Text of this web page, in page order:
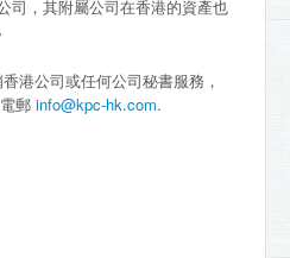
司，其附屬公司在香港的資產也
港公司或任何公司秘書服務，
郵 info@kpc-hk.com.